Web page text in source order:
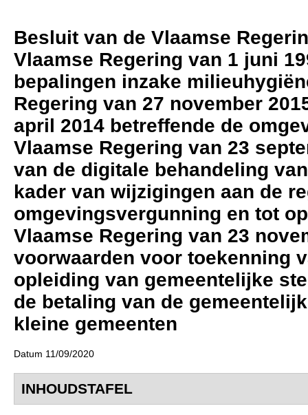
Besluit van de Vlaamse
Vlaamse Regering van 1 juni
bepalingen inzake
Regering van 27 november
april 2014 betreffende de
Vlaamse Regering van 23
van de digitale behandeling
kader van wijzigingen aan de
omgevingsvergunning en tot
Vlaamse Regering van 23
voorwaarden voor toekenning
opleiding van gemeentelijke
de betaling van de
kleine gemeenten
Datum 11/09/2020
INHOUDSTAFEL